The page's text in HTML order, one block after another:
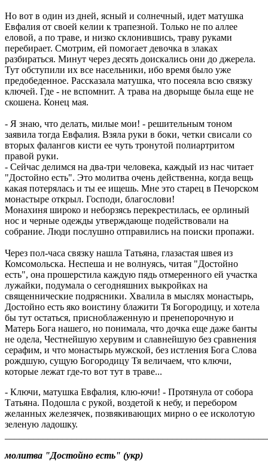
Но вот в один из дней, ясный и солнечный, идет матушка
Евфалия от своей келии к трапезной. Только не по аллее
еловой, а по траве, и низко склонившись, траву руками
перебирает. Смотрим, ей помогает девочка в злаках
разбираться. Минут через десять доискались они до джерела.
Тут обступили их все насельники, ибо время было уже
предобеденное. Рассказала матушка, что посеяла всю связку
ключей. Где - не вспомнит. А трава на дворыще была еще не
скошена. Конец мая.
- Я знаю, что делать, милые мои! - решительным тоном
заявила тогда Евфалия. Взяла руки в боки, четки свисали со
вторых фалангов кисти ее чуть тронутой полиартритом
правой руки.
- Сейчас делимся на два-три человека, каждый из нас читает
"Достойно есть". Это молитва очень действенна, когда вещь
какая потерялась и ты ее ищешь. Мне это старец в Печорском
монастыре открыл. Господи, благослови!
Монахиня широко и неборзясь перекрестилась, ее орлиный
нос и черные одежды утверждающе подействовали на
собрание. Люди послушно отправились на поиски пропажи.
Через пол-часа связку нашла Татьяна, глазастая швея из
Комсомольска. Неспеша и не волнуясь, читая "Достойно
есть", она прошерстила каждую пядь отмеренного ей участка
лужайки, подумала о сегодняшних выкройках на
священнические подрясники. Хвалила в мыслях монастырь,
Достойно есть яко воистину блажити Тя Богородицу, и хотела
бы тут остаться, присноблаженную и пренепорочную и
Матерь Бога нашего, но понимала, что дочка еще даже банты
не одела, Честнейшую херувим и славнейшую без сравнения
серафим, и что монастырь мужской, без истления Бога Слова
рождшую, сущую Богородицу Тя величаем, что ключи,
которые лежат где-то вот тут в траве...
- Ключи, матушка Евфалия, клю-ючи! - Протянула от собора
Татьяна. Подошла с рукой, воздетой к небу, и перебором
желанных железячек, позвякивающих мирно о ее исколотую
зеленую ладошку.
молитва "Достойно есть" (укр)